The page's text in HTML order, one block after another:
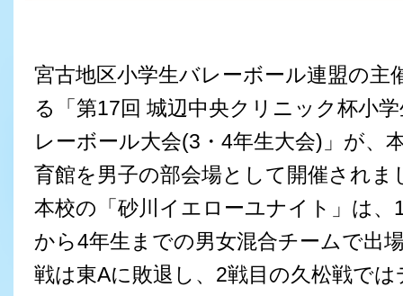
宮古地区小学生バレーボール連盟の主
る「第17回 城辺中央クリニック杯小
レーボール大会(3・4年生大会)」が、
育館を男子の部会場として開催されま
本校の「砂川イエローユナイト」は、
から4年生までの男女混合チームで出
戦は東Aに敗退し、2戦目の久松戦では